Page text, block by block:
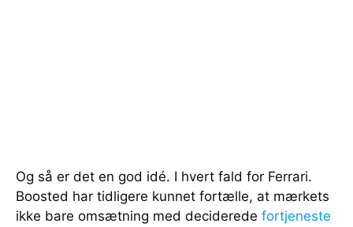
Og så er det en god idé. I hvert fald for Ferrari.
Boosted har tidligere kunnet fortælle, at mærkets
ikke bare omsætning med deciderede fortjeneste